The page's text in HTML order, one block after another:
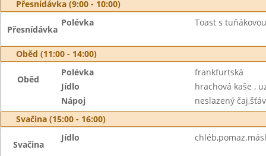
Přesnídávka (9:00 - 10:00)
Přesnídávka
Polévka Toast s
Oběd (11:00 - 14:00)
Oběd
Polévka
frankfurtská
Jídlo
hrachová kaše ,
Nápoj
neslazený
Svačina (15:00 - 16:00)
Svačina
Jídlo